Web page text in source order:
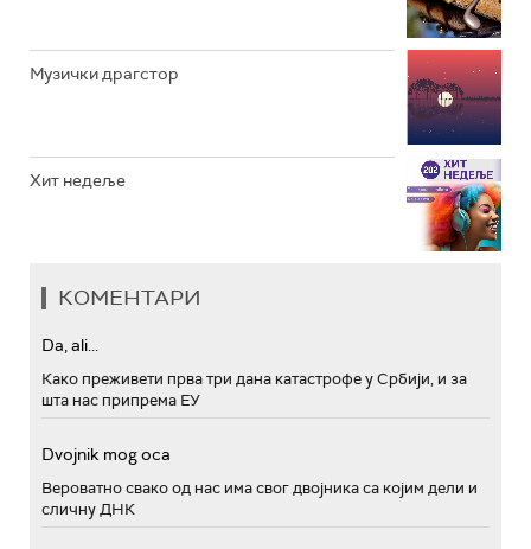
Музички драгстор
Хит недеље
КОМЕНТАРИ
Da, ali...
Како преживети прва три дана катастрофе у Србији, и за
шта нас припрема ЕУ
Dvojnik mog oca
Вероватно свако од нас има свог двојника са којим дели и
сличну ДНК